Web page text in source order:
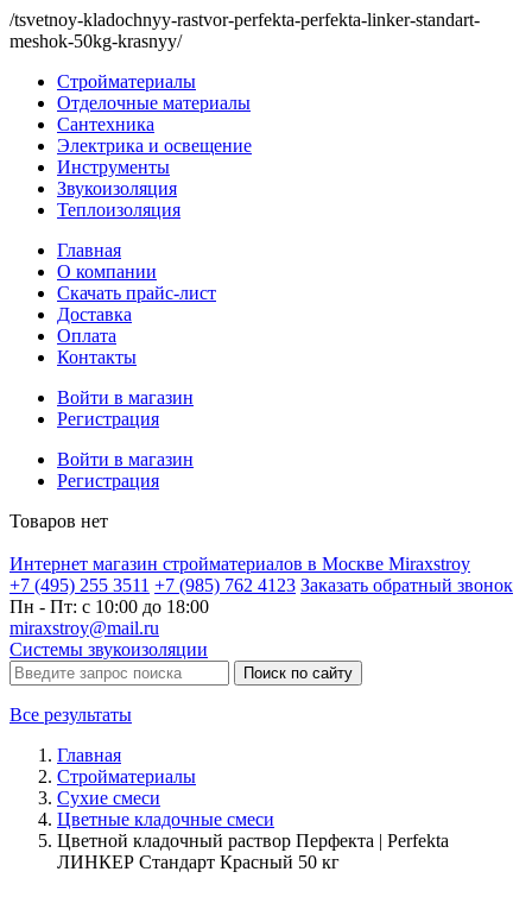
/tsvetnoy-kladochnyy-rastvor-perfekta-perfekta-linker-standart-
meshok-50kg-krasnyy/
Стройматериалы
Отделочные материалы
Сантехника
Электрика и освещение
Инструменты
Звукоизоляция
Теплоизоляция
Главная
О компании
Скачать прайс-лист
Доставка
Оплата
Контакты
Войти в магазин
Регистрация
Войти в магазин
Регистрация
Товаров нет
Интернет магазин стройматериалов в Москве Miraxstroy
+7 (495) 255 3511 +7 (985) 762 4123 Заказать обратный звонок
Пн - Пт: с 10:00 до 18:00
miraxstroy@mail.ru
Системы звукоизоляции
Поиск по сайту
Все результаты
Главная
Стройматериалы
Сухие смеси
Цветные кладочные смеси
Цветной кладочный раствор Перфекта | Perfekta
ЛИНКЕР Стандарт Красный 50 кг